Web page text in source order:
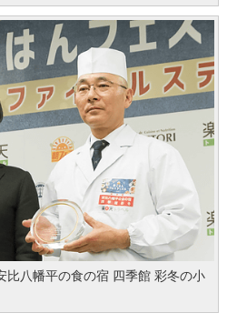
比八幡平の食の宿 四季館 彩冬の小